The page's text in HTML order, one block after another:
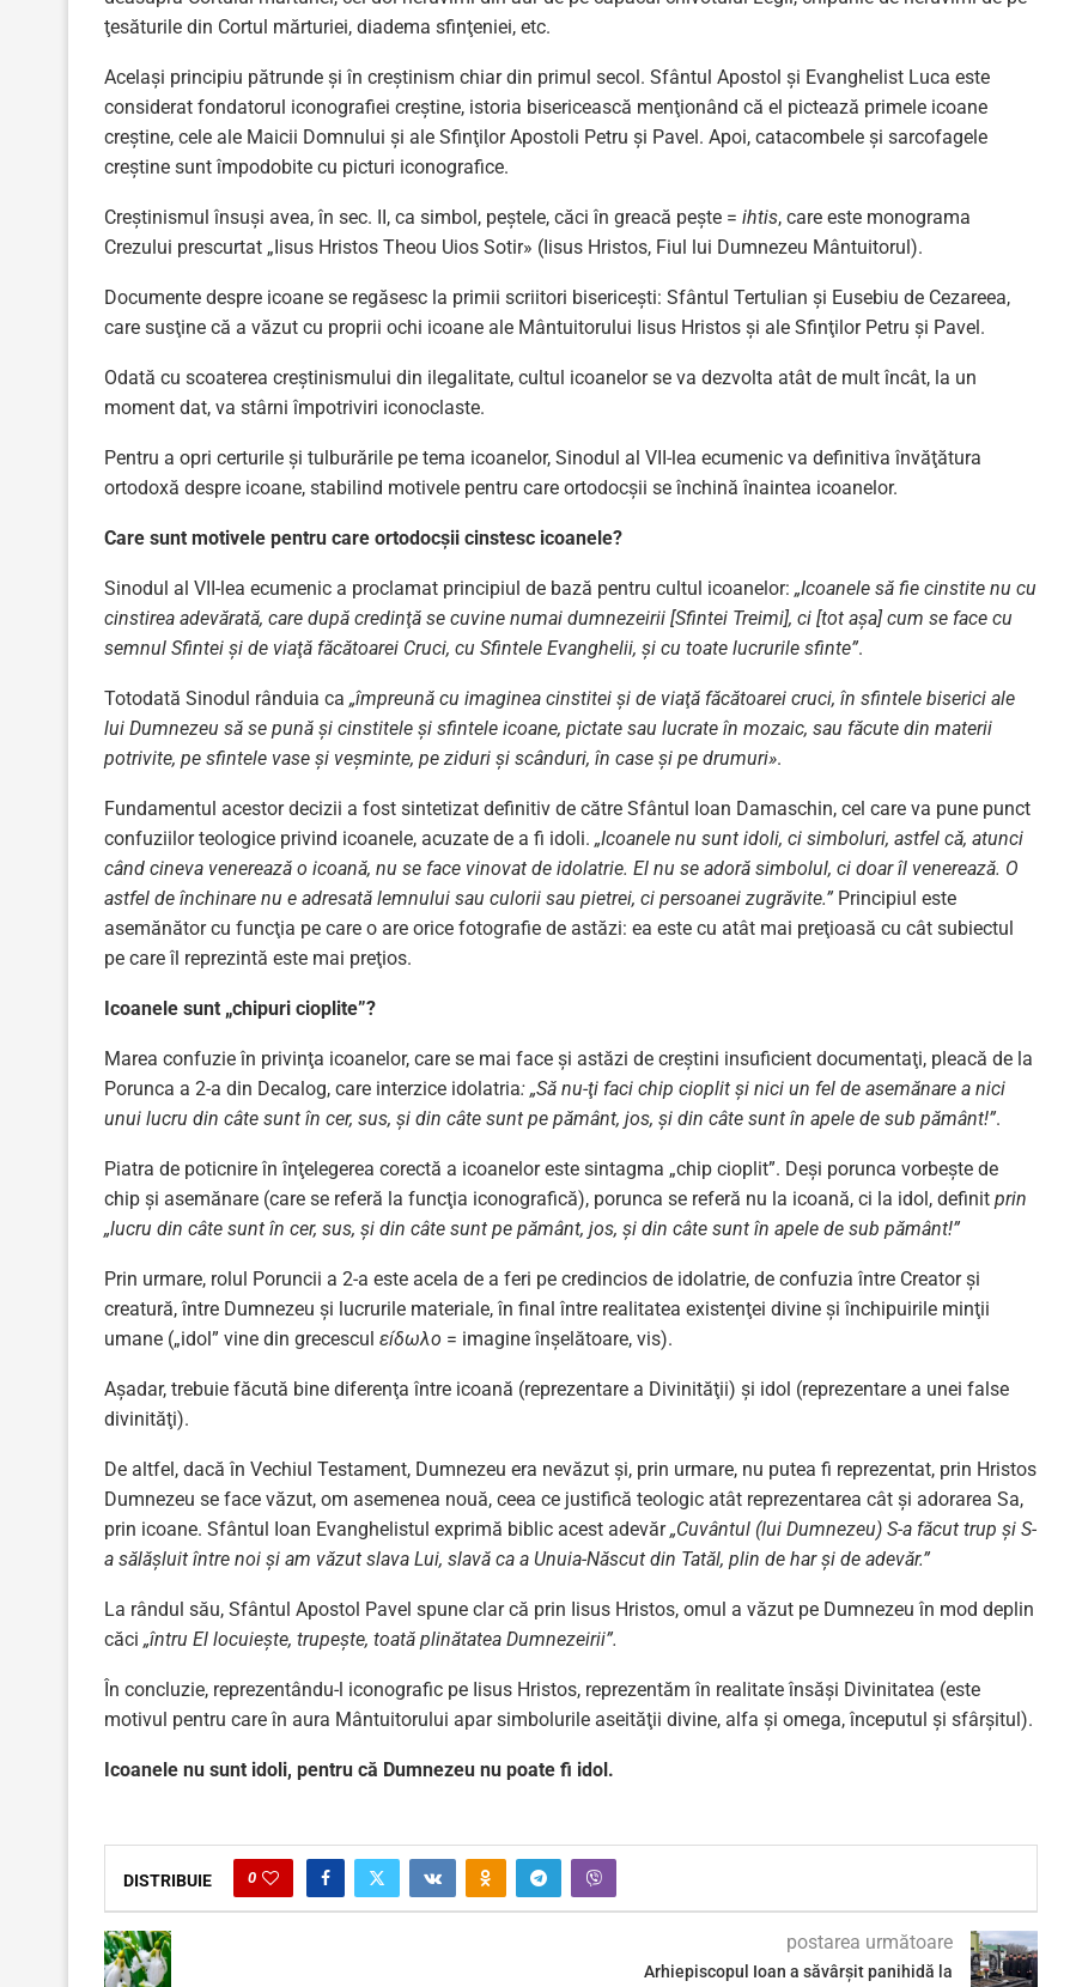
ţesăturile din Cortul mărturiei, diadema sfinţeniei, etc.
Acelaşi principiu pătrunde şi în creştinism chiar din primul secol. Sfântul Apostol şi Evanghelist Luca este
considerat fondatorul iconografiei creştine, istoria bisericească menţionând că el pictează primele icoane
creştine, cele ale Maicii Domnului şi ale Sfinţilor Apostoli Petru şi Pavel. Apoi, catacombele şi sarcofagele
creştine sunt împodobite cu picturi iconografice.
Creştinismul însuşi avea, în sec. II, ca simbol, peştele, căci în greacă peşte = ihtis, care este monograma
Crezului prescurtat „Iisus Hristos Theou Uios Sotir» (Iisus Hristos, Fiul lui Dumnezeu Mântuitorul).
Documente despre icoane se regăsesc la primii scriitori bisericeşti: Sfântul Tertulian şi Eusebiu de Cezareea,
care susţine că a văzut cu proprii ochi icoane ale Mântuitorului Iisus Hristos şi ale Sfinţilor Petru şi Pavel.
Odată cu scoaterea creştinismului din ilegalitate, cultul icoanelor se va dezvolta atât de mult încât, la un
moment dat, va stârni împotriviri iconoclaste.
Pentru a opri certurile şi tulburările pe tema icoanelor, Sinodul al VII-lea ecumenic va definitiva învăţătura
ortodoxă despre icoane, stabilind motivele pentru care ortodocşii se închină înaintea icoanelor.
Care sunt motivele pentru care ortodocşii cinstesc icoanele?
Sinodul al VII-lea ecumenic a proclamat principiul de bază pentru cultul icoanelor: „Icoanele să fie cinstite nu cu
cinstirea adevărată, care după credinţă se cuvine numai dumnezeirii [Sfintei Treimi], ci [tot aşa] cum se face cu
semnul Sfintei şi de viaţă făcătoarei Cruci, cu Sfintele Evanghelii, şi cu toate lucrurile sfinte”.
Totodată Sinodul rânduia ca „împreună cu imaginea cinstitei şi de viaţă făcătoarei cruci, în sfintele biserici ale
lui Dumnezeu să se pună şi cinstitele şi sfintele icoane, pictate sau lucrate în mozaic, sau făcute din materii
potrivite, pe sfintele vase şi veşminte, pe ziduri şi scânduri, în case şi pe drumuri».
Fundamentul acestor decizii a fost sintetizat definitiv de către Sfântul Ioan Damaschin, cel care va pune punct
confuziilor teologice privind icoanele, acuzate de a fi idoli. „Icoanele nu sunt idoli, ci simboluri, astfel că, atunci
când cineva venerează o icoană, nu se face vinovat de idolatrie. El nu se adoră simbolul, ci doar îl venerează. O
astfel de închinare nu e adresată lemnului sau culorii sau pietrei, ci persoanei zugrăvite.” Principiul este
asemănător cu funcţia pe care o are orice fotografie de astăzi: ea este cu atât mai preţioasă cu cât subiectul
pe care îl reprezintă este mai preţios.
Icoanele sunt „chipuri cioplite”?
Marea confuzie în privinţa icoanelor, care se mai face şi astăzi de creştini insuficient documentaţi, pleacă de la
Porunca a 2-a din Decalog, care interzice idolatria: „Să nu-ţi faci chip cioplit şi nici un fel de asemănare a nici
unui lucru din câte sunt în cer, sus, şi din câte sunt pe pământ, jos, şi din câte sunt în apele de sub pământ!”.
Piatra de poticnire în înţelegerea corectă a icoanelor este sintagma „chip cioplit”. Deşi porunca vorbeşte de
chip şi asemănare (care se referă la funcţia iconografică), porunca se referă nu la icoană, ci la idol, definit prin
„lucru din câte sunt în cer, sus, şi din câte sunt pe pământ, jos, şi din câte sunt în apele de sub pământ!”
Prin urmare, rolul Poruncii a 2-a este acela de a feri pe credincios de idolatrie, de confuzia între Creator şi
creatură, între Dumnezeu şi lucrurile materiale, în final între realitatea existenţei divine şi închipuirile minţii
umane („idol” vine din grecescul εíδωλο = imagine înşelătoare, vis).
Aşadar, trebuie făcută bine diferenţa între icoană (reprezentare a Divinităţii) şi idol (reprezentare a unei false
divinităţi).
De altfel, dacă în Vechiul Testament, Dumnezeu era nevăzut şi, prin urmare, nu putea fi reprezentat, prin Hristos
Dumnezeu se face văzut, om asemenea nouă, ceea ce justifică teologic atât reprezentarea cât şi adorarea Sa,
prin icoane. Sfântul Ioan Evanghelistul exprimă biblic acest adevăr„Cuvântul (lui Dumnezeu) S-a făcut trup şi S-
a sălăşluit între noi şi am văzut slava Lui, slavă ca a Unuia-Născut din Tatăl, plin de har şi de adevăr.”
La rândul său, Sfântul Apostol Pavel spune clar că prin Iisus Hristos, omul a văzut pe Dumnezeu în mod deplin
căci „întru El locuieşte, trupeşte, toată plinătatea Dumnezeirii”.
În concluzie, reprezentându-l iconografic pe Iisus Hristos, reprezentăm în realitate însăşi Divinitatea (este
motivul pentru care în aura Mântuitorului apar simbolurile aseităţii divine, alfa şi omega, începutul şi sfârşitul).
Icoanele nu sunt idoli, pentru că Dumnezeu nu poate fi idol.
DISTRIBUIE 0
postarea următoare
Arhiepiscopul Ioan a săvârșit panihidă la